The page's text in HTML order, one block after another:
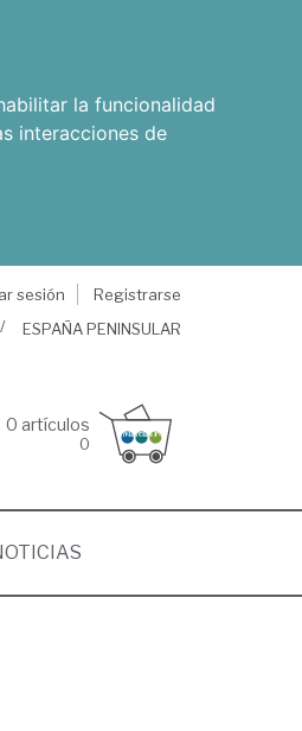
la funcionalidad
interacciones de
sesión
Registrarse
ESPAÑA PENINSULAR
0 artículos
0